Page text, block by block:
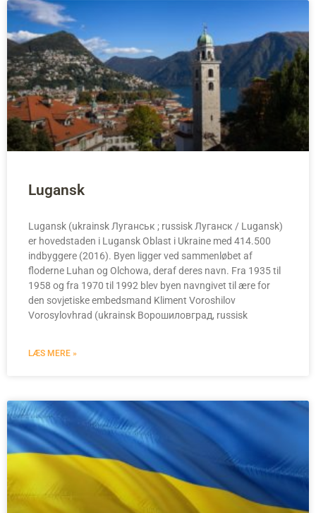
Lugansk
Lugansk (ukrainsk Луганськ ; russisk Луганск / Lugansk)
er hovedstaden i Lugansk Oblast i Ukraine med 414.500
indbyggere (2016). Byen ligger ved sammenløbet af
floderne Luhan og Olchowa, deraf deres navn. Fra 1935 til
1958 og fra 1970 til 1992 blev byen navngivet til ære for
den sovjetiske embedsmand Kliment Voroshilov
Vorosylovhrad (ukrainsk Ворошиловград, russisk
LÆS MERE »